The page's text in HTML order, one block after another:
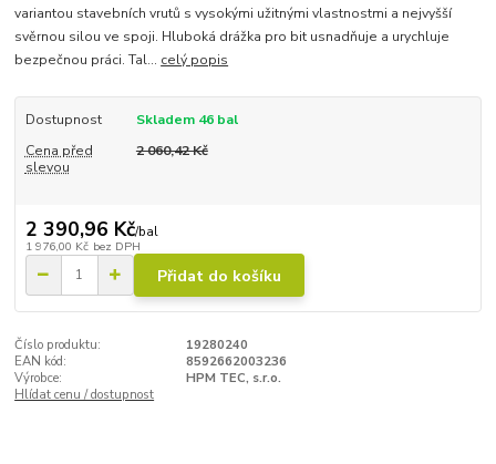
variantou stavebních vrutů s vysokými užitnými vlastnostmi a nejvyšší
svěrnou silou ve spoji. Hluboká drážka pro bit usnadňuje a urychluje
bezpečnou práci. Tal... celý popis
Dostupnost
Skladem 46 bal
Cena před
slevou
2 060,42 Kč
2 390,96 Kč/bal
1 976,00 Kč bez DPH
Přidat do košíku
Číslo produktu:
19280240
EAN kód:
8592662003236
Výrobce:
HPM TEC, s.r.o.
Hlídat cenu / dostupnost